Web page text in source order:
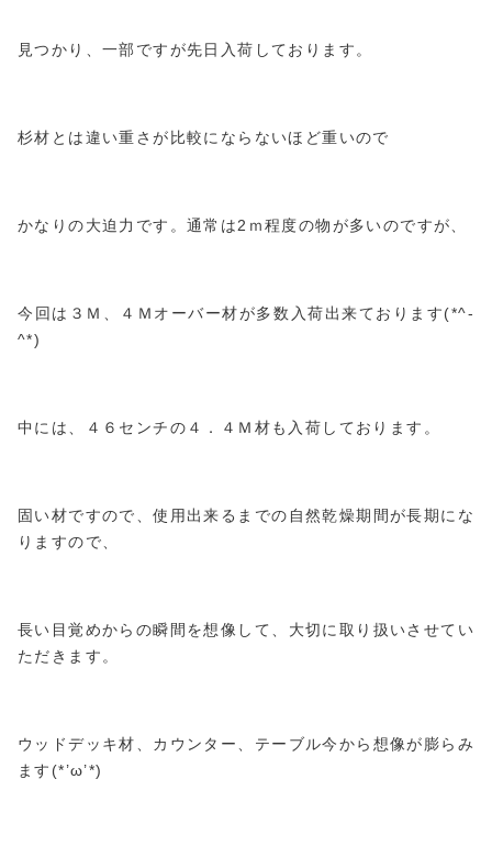
見つかり、一部ですが先日入荷しております。
杉材とは違い重さが比較にならないほど重いので
かなりの大迫力です。通常は2ｍ程度の物が多いのですが、
今回は３Ｍ、４Ｍオーバー材が多数入荷出来ております(*^-
^*)
中には、４６センチの４．４Ｍ材も入荷しております。
固い材ですので、使用出来るまでの自然乾燥期間が長期にな
りますので、
長い目覚めからの瞬間を想像して、大切に取り扱いさせてい
ただきます。
ウッドデッキ材、カウンター、テーブル今から想像が膨らみ
ます(*’ω’*)